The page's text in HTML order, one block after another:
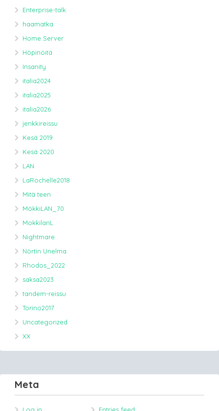
Enterprise-talk
haamatka
Home Server
Höpinöitä
Insanity
italia2024
italia2025
italia2026
jenkkireissu
Kesä 2019
Kesä 2020
LAN
LaRochelle2018
Mitä teen
MökkiLAN_70
MokkilanL
Nightmare
Nörtin Unelma
Rhodos_2022
saksa2023
tandem-reissu
Torino2017
Uncategorized
XX
Meta